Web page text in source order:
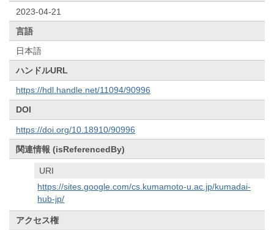
2023-04-21
言語
日本語
ハンドルURL
https://hdl.handle.net/11094/90996
DOI
https://doi.org/10.18910/90996
関連情報 (isReferencedBy)
URI
https://sites.google.com/cs.kumamoto-u.ac.jp/kumadai-
hub-jp/
アクセス権